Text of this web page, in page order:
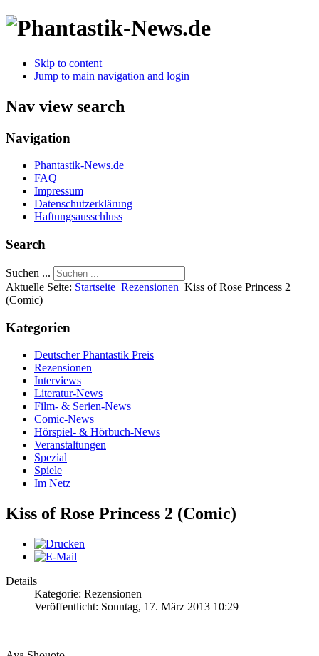
Skip to content
Jump to main navigation and login
Nav view search
Navigation
Phantastik-News.de
FAQ
Impressum
Datenschutzerklärung
Haftungsausschluss
Search
Suchen ...
Aktuelle Seite: Startseite Rezensionen Kiss of Rose Princess 2
(Comic)
Kategorien
Deutscher Phantastik Preis
Rezensionen
Interviews
Literatur-News
Film- & Serien-News
Comic-News
Hörspiel- & Hörbuch-News
Veranstaltungen
Spezial
Spiele
Im Netz
Kiss of Rose Princess 2 (Comic)
Details
Kategorie: Rezensionen
Veröffentlicht: Sonntag, 17. März 2013 10:29